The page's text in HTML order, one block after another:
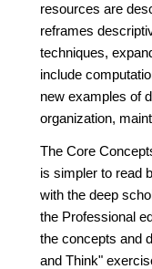
resources are
reframes
techniques,
include
new examples of
organization,
The Core
is simpler to read
with the deep
the Professional
the concepts and
and Think"